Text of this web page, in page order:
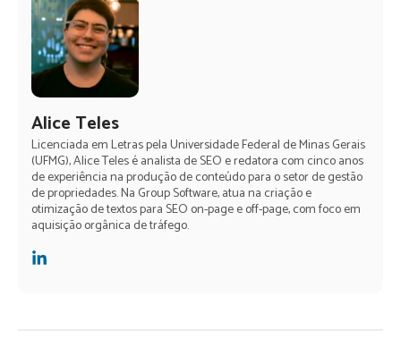
Alice Teles
Licenciada em Letras pela Universidade Federal de Minas Gerais
(UFMG), Alice Teles é analista de SEO e redatora com cinco anos
de experiência na produção de conteúdo para o setor de gestão
de propriedades. Na Group Software, atua na criação e
otimização de textos para SEO on-page e off-page, com foco em
aquisição orgânica de tráfego.